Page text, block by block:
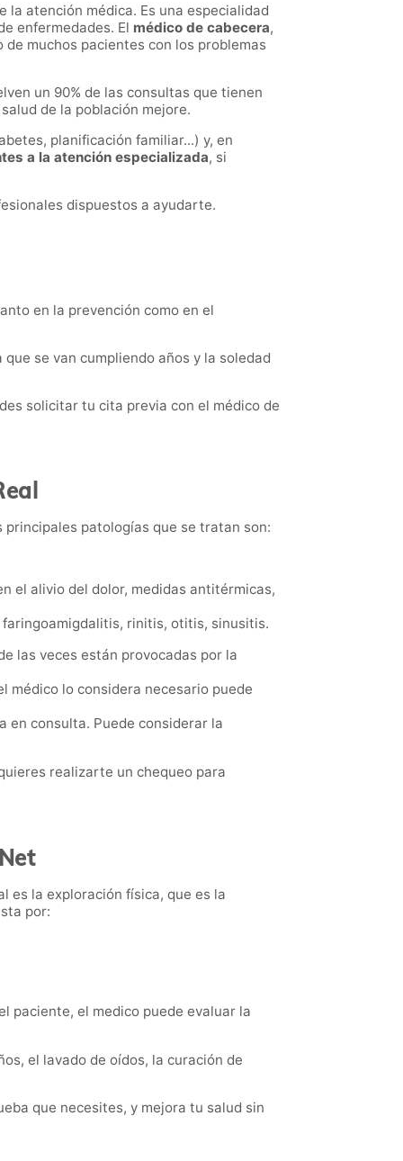
la atención médica. Es una especialidad
enfermedades. El médico de cabecera,
muchos pacientes con los problemas
un 90% de las consultas que tienen
de la población mejore.
planificación familiar...) y, en
a la atención especializada, si
dispuestos a ayudarte.
en la prevención como en el
se van cumpliendo años y la soledad
solicitar tu cita previa con el médico de
patologías que se tratan son:
el alivio del dolor, medidas antitérmicas,
rinitis, otitis, sinusitis.
las veces están provocadas por la
médico lo considera necesario puede
en consulta. Puede considerar la
realizarte un chequeo para
es la exploración física, que es la
por:
paciente, el medico puede evaluar la
el lavado de oídos, la curación de
que necesites, y mejora tu salud sin